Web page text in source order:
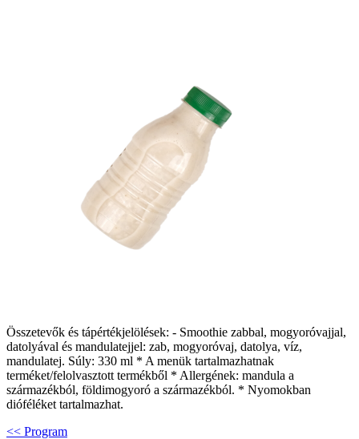
Összetevők és tápértékjelölések: - Smoothie zabbal, mogyoróvajjal,
datolyával és mandulatejjel: zab, mogyoróvaj, datolya, víz,
mandulatej. Súly: 330 ml * A menük tartalmazhatnak
terméket/felolvasztott termékből * Allergének: mandula a
származékból, földimogyoró a származékból. * Nyomokban
dióféléket tartalmazhat.
<< Program